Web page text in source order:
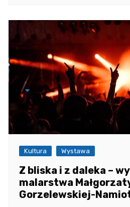
Kultura Wystawa
Z bliska i z daleka –
malarstwa
Gorzelewskiej-